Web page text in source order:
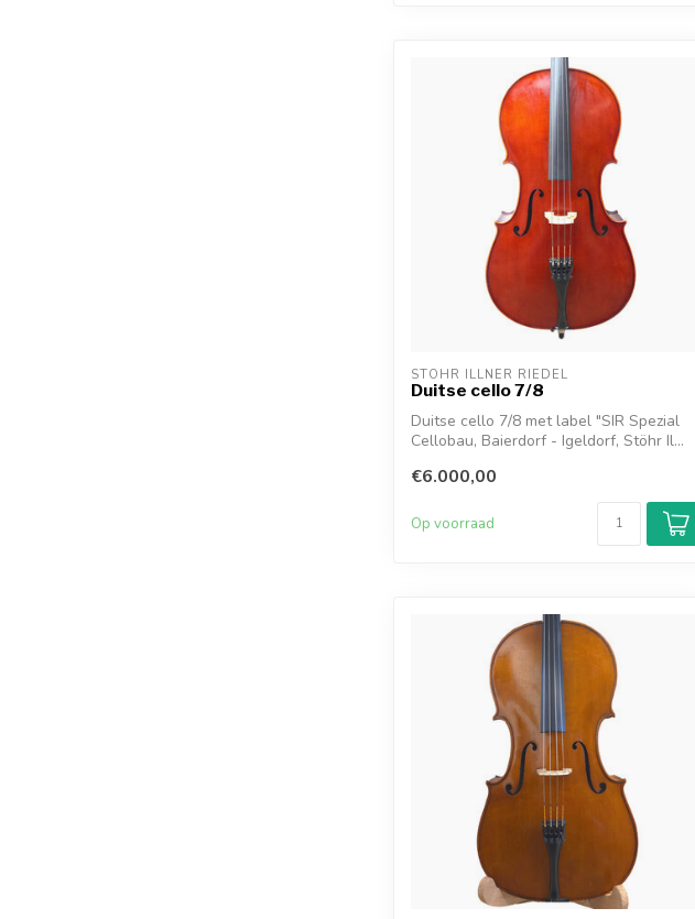
STÖHR ILLNER RIEDEL
Duitse cello 7/8
Duitse cello 7/8 met label "SIR Spezial
Cellobau, Baierdorf - Igeldorf, Stöhr Il...
€6.000,00
Op voorraad